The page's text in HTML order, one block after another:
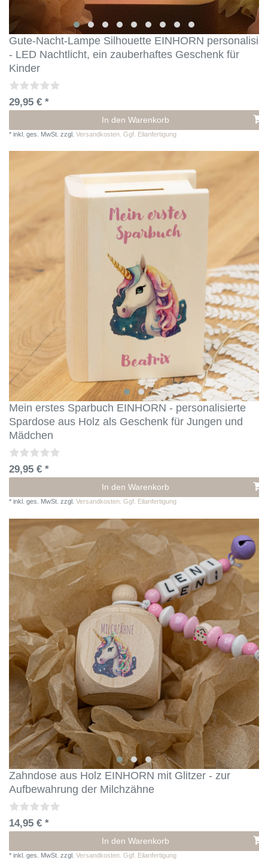
Gute-Nacht-Lampe Silhouette EINHORN
- LED Nachtlicht, ein zauberhaftes Geschenk für
Kinder
29,95 € *
In den Warenkorb
* inkl. ges. MwSt. zzgl. Versandkosten. Ggf. Eilanfertigung
Mein erstes Sparbuch EINHORN - personalisierte
Spardose aus Holz als Geschenk für Jungen und
Mädchen
29,95 € *
In den Warenkorb
* inkl. ges. MwSt. zzgl. Versandkosten. Ggf. Eilanfertigung
Zahndose aus Holz EINHORN mit Glitzer - zur
Aufbewahrung der Milchzähne
14,95 € *
In den Warenkorb
* inkl. ges. MwSt. zzgl. Versandkosten. Ggf. Eilanfertigung